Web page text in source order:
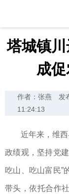
塔城镇
成
作者：张燕
发
11:24:13
近年来，维
政绩观，坚持党
吃山、吃山富民”
带头，依托合作